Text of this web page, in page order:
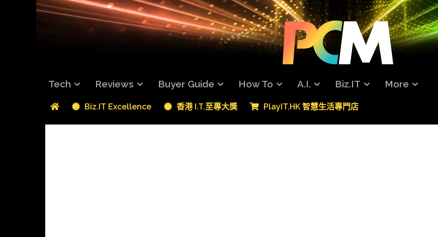
Tech Reviews Buyer Guide How To A.I. Biz.IT More
Biz.IT Excellence 香港 I.T.至專大獎 PlayIT.HK 智慧生活專門店